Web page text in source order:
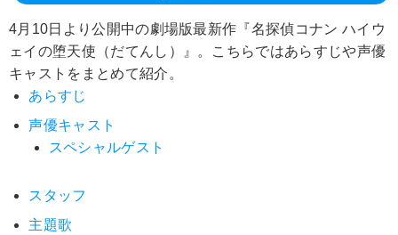
4月10日より公開中の劇場版最新作『名探偵コナン ハイウ
ェイの堕天使（だてんし）』。こちらではあらすじや声優
キャストをまとめて紹介。
あらすじ
声優キャスト
スペシャルゲスト
スタッフ
主題歌